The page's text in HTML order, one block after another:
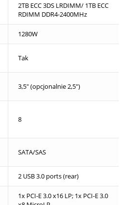
2TB ECC 3DS LRDIMM/ 1TB ECC
RDIMM DDR4-2400MHz
1280W
Tak
3,5" (opcjonalnie 2,5")
8
SATA/SAS
2 USB 3.0 ports (rear)
1x PCI-E 3.0 x16 LP; 1x PCI-E 3.0